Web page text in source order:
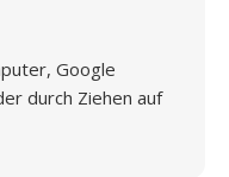
Google
durch Ziehen auf